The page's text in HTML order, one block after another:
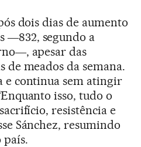
dois dias de aumento
―832, segundo a
apesar das
de meados da semana.
e continua sem atingir
isso, tudo o
resistência e
Sánchez, resumindo
país.